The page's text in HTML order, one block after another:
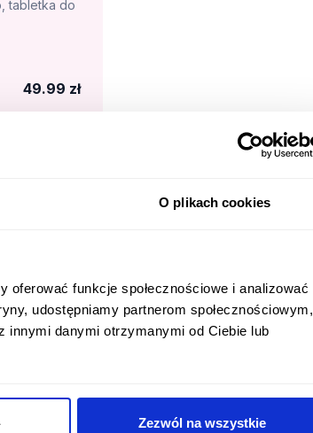
O plikach cookies
funkcje społecznościowe i analizować
udostępniamy partnerom społecznościowym,
innymi danymi otrzymanymi od Ciebie lub
Zezwól na wszystkie
tabletka do
49.99 zł
tętnic